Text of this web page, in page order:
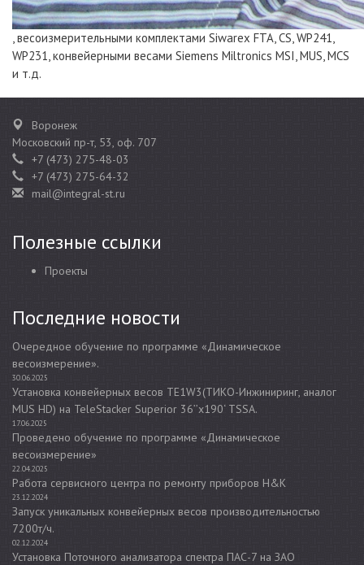
, весоизмерительными комплектами Siwarex FTA, CS, WP241,
WP231, конвейерными весами Siemens Miltronics MSI, MUS, MCS
и т.д.
Воронеж
Московский пр-т, 53, оф. 707
+7 (473) 275-48-03
+7 (473) 275-64-32
mail@integral-st.ru
Полезные ссылки
Проекты
Последние новости
Очередное обучение по программе «Динамическое
весоизмерение».
30.06.2025
Установка конвейерных весов TE1W3(ТИКО-Инжиниринг, аналог
MUS HD) на TeleStacker Superior 36’’x190‘ TSSA.
17.06.2025
Проведено обучение по программе «Динамическое
весоизмерение»
22.04.2025
Работа сервисного центра по ремонту приборов H&K
23.12.2024
Запуск уникальных конвейерных весов производительностью
7200т/ч.
02.12.2024
Установка Поточного анализатора спектра ПАС-7 на ЗАО